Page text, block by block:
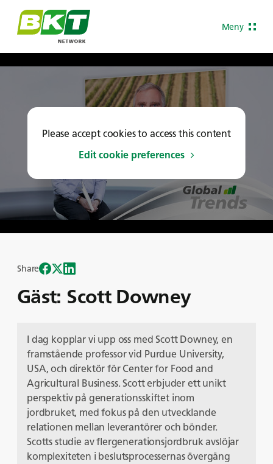
Meny
Please accept cookies to access this content
Edit cookie preferences
Gäst: Scott Downey
Share
I dag kopplar vi upp oss med Scott Downey, en
framstående professor vid Purdue University,
USA, och direktör för Center for Food and
Agricultural Business. Scott erbjuder ett unikt
perspektiv på generationsskiftet inom
jordbruket, med fokus på den utvecklande
relationen mellan leverantörer och bönder.
Scotts studie av flergenerationsjordbruk avslöjar
komplexiteten i beslutsprocessernas övergång